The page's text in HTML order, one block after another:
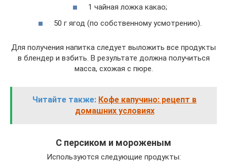
1 чайная ложка какао;
50 г ягод (по собственному усмотрению).
Для получения напитка следует выложить все продукты
в блендер и взбить. В результате должна получиться
масса, схожая с пюре.
Читайте также: Кофе капучино: рецепт в
домашних условиях
С персиком и мороженым
Используются следующие продукты: